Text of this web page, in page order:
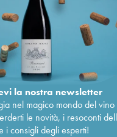
la nostra newsletter
nel magico mondo del
le novità, i resoconti
i consigli degli esperti!